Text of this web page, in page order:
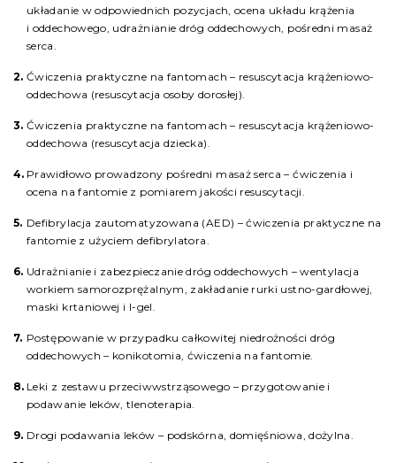
układanie w odpowiednich pozycjach, ocena układu krążenia
i oddechowego, udrażnianie dróg oddechowych, pośredni masaż
serca.
Ćwiczenia praktyczne na fantomach – resuscytacja krążeniowo-
oddechowa (resuscytacja osoby dorosłej).
Ćwiczenia praktyczne na fantomach – resuscytacja krążeniowo-
oddechowa (resuscytacja dziecka).
Prawidłowo prowadzony pośredni masaż serca – ćwiczenia i
ocena na fantomie z pomiarem jakości resuscytacji.
Defibrylacja zautomatyzowana (AED) – ćwiczenia praktyczne na
fantomie z użyciem defibrylatora.
Udrażnianie i zabezpieczanie dróg oddechowych – wentylacja
workiem samorozprężalnym, zakładanie rurki ustno-gardłowej,
maski krtaniowej i I-gel.
Postępowanie w przypadku całkowitej niedrożności dróg
oddechowych – konikotomia, ćwiczenia na fantomie.
Leki z zestawu przeciwwstrząsowego – przygotowanie i
podawanie leków, tlenoterapia.
Drogi podawania leków – podskórna, domięśniowa, dożylna.